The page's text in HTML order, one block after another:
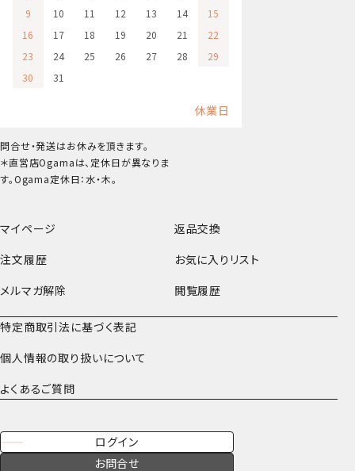
マイページ
返品交換
注文履歴
お気に入りリスト
メルマガ解除
閲覧履歴
特定商取引法に基づく表記
個人情報の取り扱いについて
よくあるご質問
ログイン
お問合せ
9
10 11 12 13 14
15
16
17 18 19 20 21
22
23
24 25 26 27 28
29
30
31
休業日
問合せ・発送はお休みを頂きます。
＊直営店Ogamaは、定休日が異なりま
す。Ogama定休日：水・木。